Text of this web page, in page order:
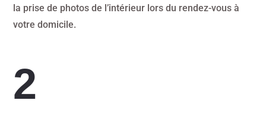
la prise de photos de l’intérieur lors du rendez-vous à
votre domicile.